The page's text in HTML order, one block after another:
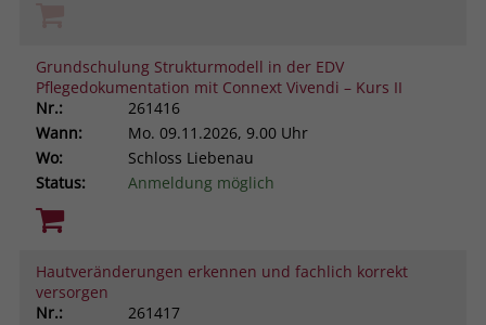
Grundschulung Strukturmodell in der EDV
Pflegedokumentation mit Connext Vivendi – Kurs II
Nr.:
261416
Wann:
Mo. 09.11.2026, 9.00 Uhr
Wo:
Schloss Liebenau
Status:
Anmeldung möglich
Hautveränderungen erkennen und fachlich korrekt
versorgen
Nr.:
261417